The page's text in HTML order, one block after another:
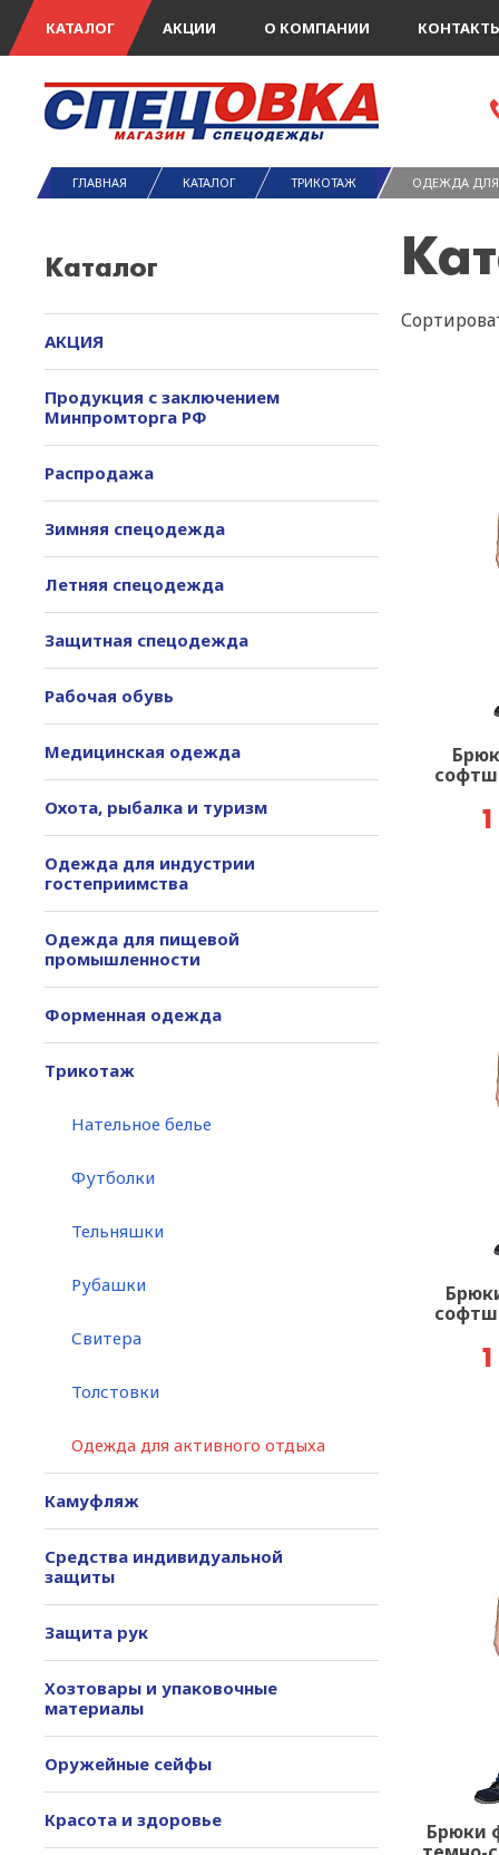
КАТАЛОГ АКЦИИ О КОМПАНИИ
ГЛАВНАЯ КАТАЛОГ ТРИКОТАЖ ОДЕЖДА ДЛЯ
Каталог
АКЦИЯ
Продукция с заключением
Минпромторга РФ
Распродажа
Зимняя спецодежда
Летняя спецодежда
Защитная спецодежда
Рабочая обувь
Медицинская одежда
Охота, рыбалка и туризм
Одежда для индустрии
гостеприимства
Одежда для пищевой
промышленности
Форменная одежда
Трикотаж
Нательное белье
Футболки
Тельняшки
Рубашки
Свитера
Толстовки
Одежда для активного отдыха
Камуфляж
Средства индивидуальной
защиты
Защита рук
Хозтовары и упаковочные
материалы
Оружейные сейфы
Красота и здоровье
Брюки